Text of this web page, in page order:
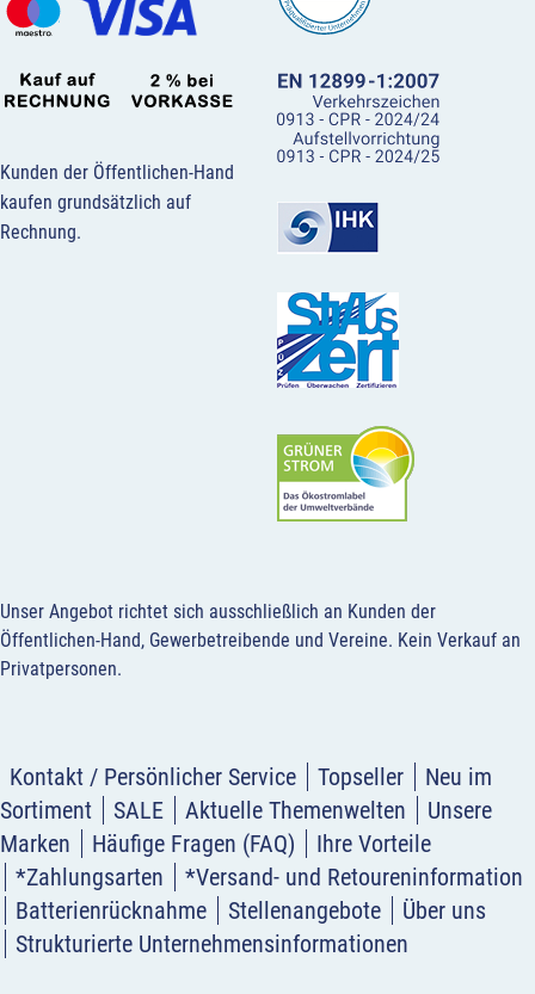
Kunden der Öffentlichen-Hand
kaufen grundsätzlich auf
Rechnung.
Unser Angebot richtet sich ausschließlich an Kunden der
Öffentlichen-Hand, Gewerbetreibende und Vereine. Kein Verkauf an
Privatpersonen.
Kontakt / Persönlicher Service Topseller
Neu im
Sortiment
SALE Aktuelle Themenwelten
Unsere
Marken
Häufige Fragen (FAQ)
Ihre Vorteile
*Zahlungsarten
*Versand- und Retoureninformation
Batterienrücknahme
Stellenangebote
Über uns
Strukturierte Unternehmensinformationen